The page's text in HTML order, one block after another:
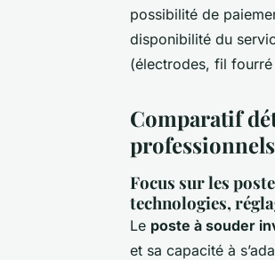
possibilité de
disponibilité du
(électrodes, fil
Comparatif
professionnels
Focus sur les
technologies,
Le poste à souder
et sa capacité à